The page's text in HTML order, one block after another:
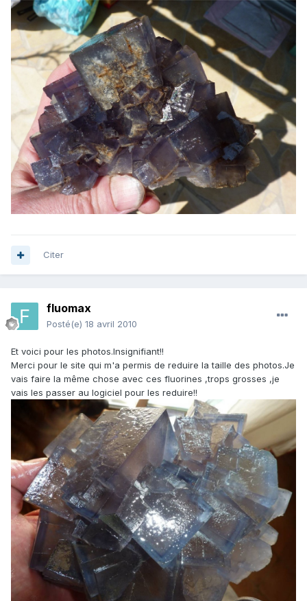
Citer
fluomax
Posté(e) 18 avril 2010
Et voici pour les photos.Insignifiant!!
Merci pour le site qui m'a permis de reduire la taille des photos.Je
vais faire la même chose avec ces fluorines ,trops grosses ,je
vais les passer au logiciel pour les reduire!!